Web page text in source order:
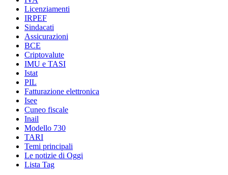
Licenziamenti
IRPEF
Sindacati
Assicurazioni
BCE
Criptovalute
IMU e TASI
Istat
PIL
Fatturazione elettronica
Isee
Cuneo fiscale
Inail
Modello 730
TARI
Temi principali
Le notizie di Oggi
Lista Tag